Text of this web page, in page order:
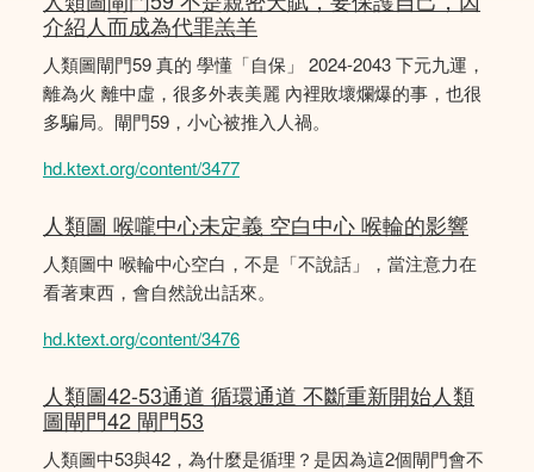
介紹人而成為代罪羔羊
人類圖閘門59 真的 學懂「自保」 2024-2043 下元九運，
離為火 離中虛，很多外表美麗 內裡敗壞爛爆的事，也很
多騙局。閘門59，小心被推入人禍。
hd.ktext.org/content/3477
人類圖 喉嚨中心未定義 空白中心 喉輪的影響
人類圖中 喉輪中心空白，不是「不說話」，當注意力在
看著東西，會自然說出話來。
hd.ktext.org/content/3476
人類圖42-53通道 循環通道 不斷重新開始人類
圖閘門42 閘門53
人類圖中53與42，為什麼是循理？是因為這2個閘門會不